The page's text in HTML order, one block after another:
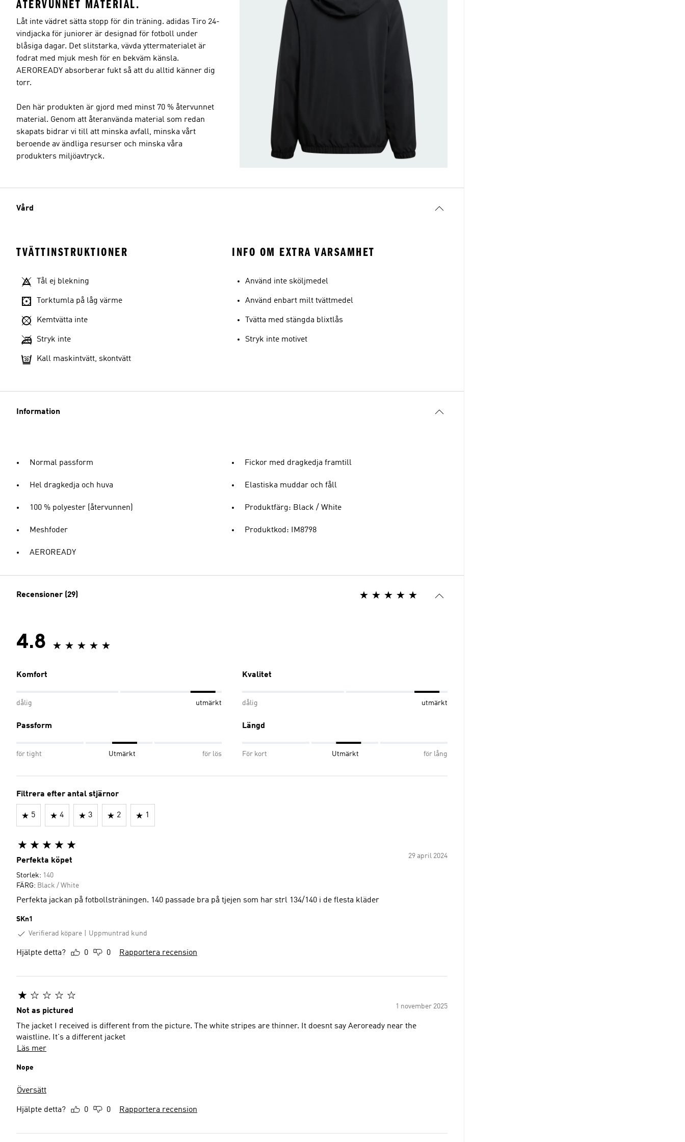
ÅTERVUNNET MATERIAL.
Låt inte vädret sätta stopp för din träning. adidas Tiro 24-
vindjacka för juniorer är designad för fotboll under
blåsiga dagar. Det slitstarka, vävda yttermaterialet är
fodrat med mjuk mesh för en bekväm känsla.
AEROREADY absorberar fukt så att du alltid känner dig
torr.
Den här produkten är gjord med minst 70 % återvunnet
material. Genom att återanvända material som redan
skapats bidrar vi till att minska avfall, minska vårt
beroende av ändliga resurser och minska våra
produkters miljöavtryck.
Vård
TVÄTTINSTRUKTIONER
Tål ej blekning
Torktumla på låg värme
Kemtvätta inte
Stryk inte
Kall maskintvätt, skontvätt
INFO OM EXTRA VARSAMHET
Använd inte sköljmedel
Använd enbart milt tvättmedel
Tvätta med stängda blixtlås
Stryk inte motivet
Information
Normal passform
Hel dragkedja och huva
100 % polyester (återvunnen)
Meshfoder
AEROREADY
Fickor med dragkedja framtill
Elastiska muddar och fåll
Produktfärg: Black / White
Produktkod: IM8798
Recensioner (29)
4.8
Komfort
dålig utmärkt
Kvalitet
dålig utmärkt
Passform
för tight Utmärkt för lös
Längd
För kort Utmärkt för lång
Filtrera efter antal stjärnor
5 4 3 2 1
29 april 2024
Perfekta köpet
Storlek: 140
FÄRG: Black / White
Perfekta jackan på fotbollsträningen. 140 passade bra på tjejen som har strl 134/140 i de flesta kläder
SKn1
Verifierad köpare
Uppmuntrad kund
Hjälpte detta? 0 0 Rapportera recension
1 november 2025
Not as pictured
The jacket I received is different from the picture. The white stripes are thinner. It doesnt say Aeroready near the
waistline. It's a different jacket
Läs mer
Nope
Översätt
Hjälpte detta? 0 0 Rapportera recension